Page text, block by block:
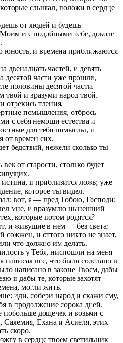
слышал, положи в сердце
от людей и будешь
и с подобными тебе, доколе
юность, и времена приближаются
двенадцать частей, и девять
десятой части уже прошли,
половины десятой части.
твой и вразуми народ твой,
отрекись тления,
помышления, отбрось
с себя немощи естества и
для тебя помыслы, и
от времен сих.
бедствий, нежели сколько ты
век от старости, столько будет
и приблизится ложь; уже
которое ты видел.
вот, я — пред Тобою, Господи;
мне, и вразумлю нынешний
которые потом родятся?
и живущие в нем — без света;
сожжен, и оттого никто не знает,
что должно им делать.
у Тебя, ниспошли на меня
написал все, что было соделано в
написано в законе Твоем, дабы
и дабы те, которые захотят
могли жить.
иди, собери народ и скажи ему,
в продолжение сорока дней.
побольше дощечек и возьми с
Салемия, Ехана и Асиеля, этих
скоро.
в сердце твоем светильник